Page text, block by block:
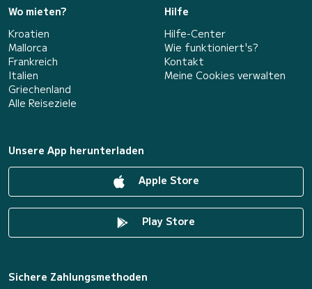
Wo mieten?
Kroatien
Mallorca
Frankreich
Italien
Griechenland
Alle Reiseziele
Hilfe
Hilfe-Center
Wie funktioniert's?
Kontakt
Meine Cookies verwalten
Unsere App herunterladen
Apple Store
Play Store
Sichere Zahlungsmethoden